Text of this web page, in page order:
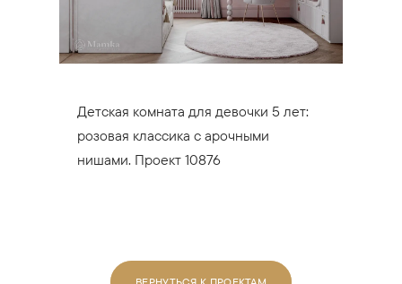
Детская комната для девочки 5 лет:
розовая классика с арочными
нишами. Проект 10876